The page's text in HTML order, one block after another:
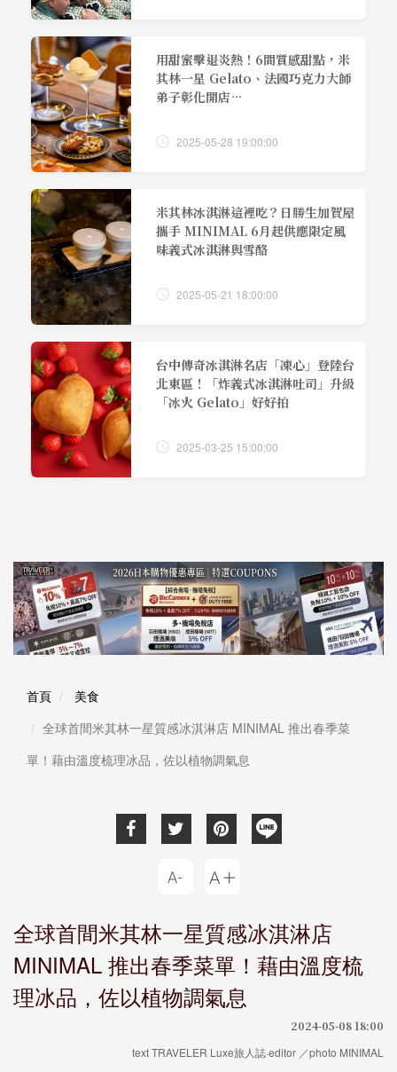
用甜蜜擊退炎熱！6間質感甜點，米
其林一星 Gelato、法國巧克力大師
弟子彰化開店…
2025-05-28 19:00:00
米其林冰淇淋這裡吃？日勝生加賀屋
攜手 MINIMAL 6月起供應限定風
味義式冰淇淋與雪酪
2025-05-21 18:00:00
台中傳奇冰淇淋名店「凍心」登陸台
北東區！「炸義式冰淇淋吐司」升級
「冰火 Gelato」好好拍
2025-03-25 15:00:00
首頁
美食
全球首間米其林一星質感冰淇淋店 MINIMAL 推出春季菜
單！藉由溫度梳理冰品，佐以植物調氣息
全球首間米其林一星質感冰淇淋店
MINIMAL 推出春季菜單！藉由溫度梳
理冰品，佐以植物調氣息
2024-05-08 18:00
text TRAVELER Luxe旅人誌·editor ／photo MINIMAL